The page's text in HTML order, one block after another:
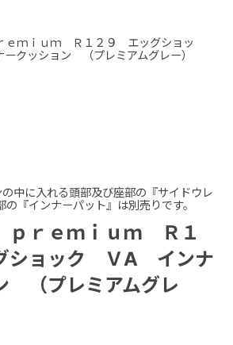
ｍｉｕｍ Ｒ１２９ エッグショッ
クッション （プレミアムグレー）
ｒｅｍｉｕｍ Ｒ１
ショック ＶA インナ
（プレミアムグレ
中に入れる頭部及び座部の『サイドウレ
『インナーパット』は別売りです。